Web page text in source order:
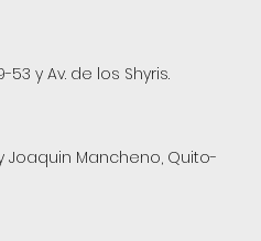
y Av. de los Shyris.
Joaquin Mancheno, Quito-